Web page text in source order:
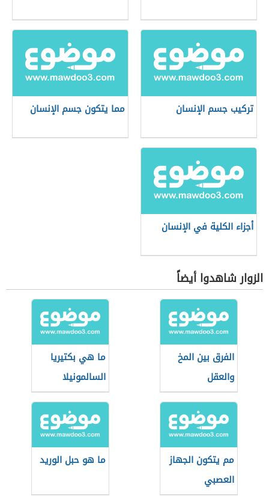
تركيب جسم الإنسان مما يتكون جسم الإنسان
أجزاء الكلية في الإنسان
الزوار شاهدوا أيضاً
الفرق بين المخ
والعقل
ما هي بكتيريا
السالمونيلا
مم يتكون الجهاز
العصبي
ما هو حبل الوريد